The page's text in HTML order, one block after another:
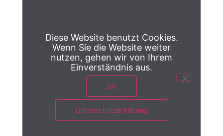
Diese Website benutzt Cookies.
Wenn Sie die Website weiter
nutzen, gehen wir von Ihrem
Einverständnis aus.
OK
Datenschutzerklärung